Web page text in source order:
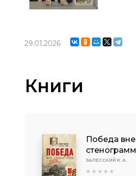
29.01.2026
Книги
Победа вне
стенограмм
ЗАЛЕССКИЙ К. А.